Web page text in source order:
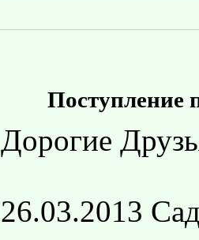
Поступление
Дорогие
26.03.2013